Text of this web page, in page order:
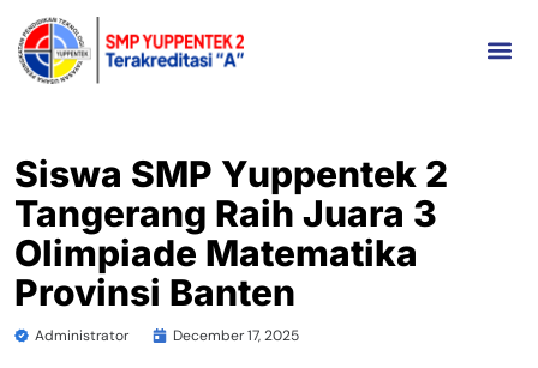
Siswa SMP Yuppentek 2
Tangerang Raih Juara 3
Olimpiade Matematika
Provinsi Banten
Administrator December 17, 2025